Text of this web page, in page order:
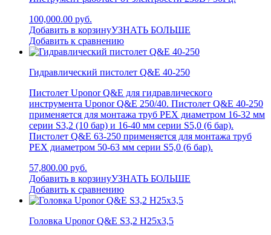
100,000.00 руб.
Добавить в корзинуУЗНАТЬ БОЛЬШЕ
Добавить к сравнению
Гидравлический пистолет Q&E 40-250
Пистолет Uponor Q&E для гидравлического
инструмента Uponor Q&E 250/40. Пистолет Q&E 40-250
применяется для монтажа труб PEX диаметром 16-32 мм
серии S3,2 (10 бар) и 16-40 мм серии S5,0 (6 бар).
Пистолет Q&E 63-250 применяется для монтажа труб
PEX диаметром 50-63 мм серии S5,0 (6 бар).
57,800.00 руб.
Добавить в корзинуУЗНАТЬ БОЛЬШЕ
Добавить к сравнению
Головка Uponor Q&E S3,2 H25x3,5